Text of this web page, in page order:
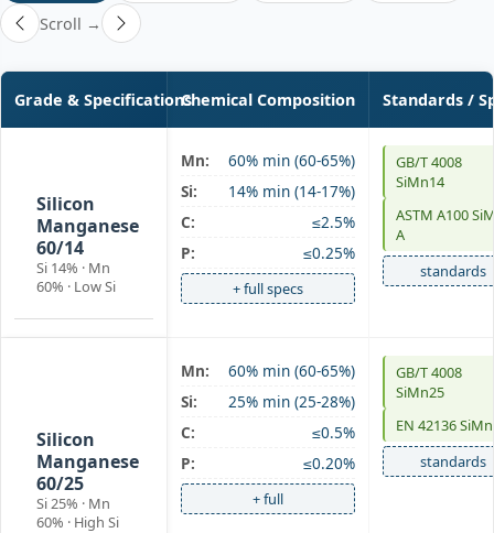
Scroll →
Grade & SpecificationsChemical Composition Standards /
Silicon
Manganese
60/14
Si 14% · Mn
60% · Low Si
Mn:
60% min (60-65%)
Si:
14% min (14-17%)
C:
≤2.5%
P:
≤0.25%
+ full specs
GB/T 4008
SiMn14
ASTM A100
A
standards
Silicon
Manganese
60/25
Si 25% · Mn
60% · High Si
Mn:
60% min (60-65%)
Si:
25% min (25-28%)
C:
≤0.5%
P:
≤0.20%
+ full
GB/T 4008
SiMn25
EN 42136
standards